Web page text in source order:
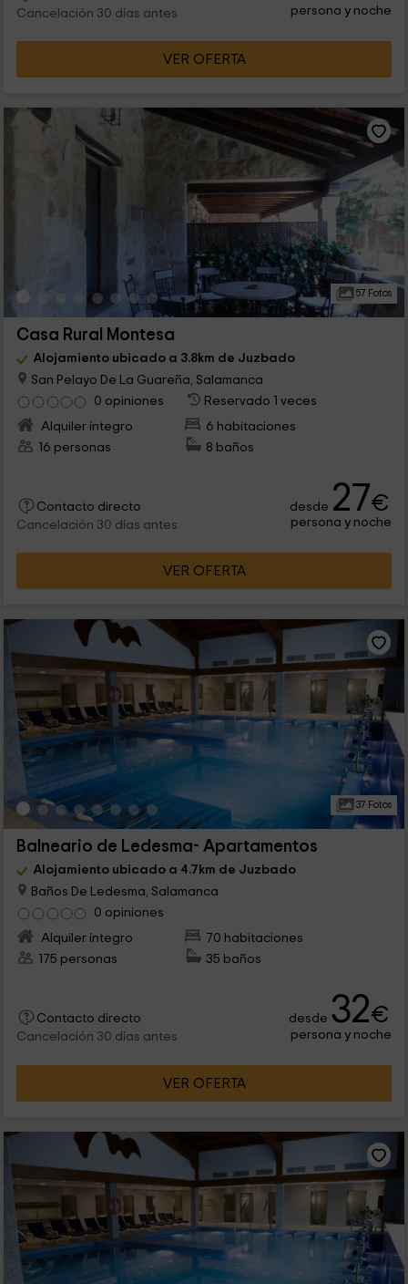
Cancelación 30 días antes
persona y noche
VER OFERTA
57 Fotos
Casa Rural Montesa
Alojamiento ubicado a 3.8km de Juzbado
San Pelayo De La Guareña, Salamanca
0 opiniones
Reservado 1 veces
Alquiler íntegro
6 habitaciones
16 personas
8 baños
Contacto directo
Cancelación 30 días antes
desde 27€
persona y noche
VER OFERTA
37 Fotos
Balneario de Ledesma- Apartamentos
Alojamiento ubicado a 4.7km de Juzbado
Baños De Ledesma, Salamanca
0 opiniones
Alquiler íntegro
70 habitaciones
175 personas
35 baños
Contacto directo
Cancelación 30 días antes
desde 32€
persona y noche
VER OFERTA